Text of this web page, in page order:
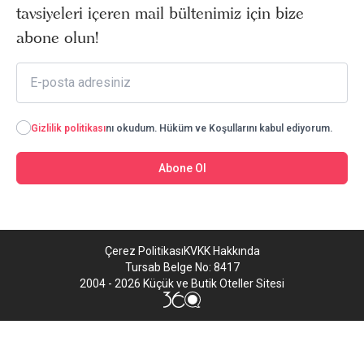
tavsiyeleri içeren mail bültenimiz için bize
abone olun!
Gizlilik politikasını okudum. Hüküm ve Koşullarını kabul ediyorum.
Abone Ol
2004 - 2026 Küçük ve Butik Oteller Sitesi
Tursab Belge No: 8417
Çerez PolitikasıKVKK Hakkında